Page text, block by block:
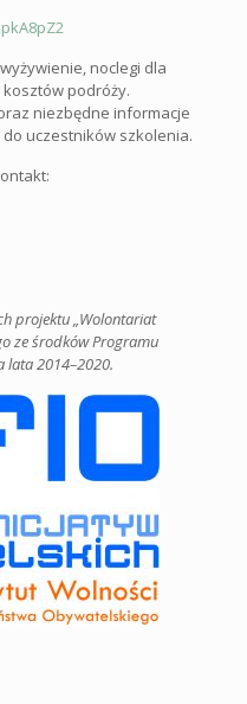
noclegi dla
podróży.
niezbędne informacje
uczestników szkolenia.
projektu „Wolontariat
ze środków Programu
lata 2014–2020.